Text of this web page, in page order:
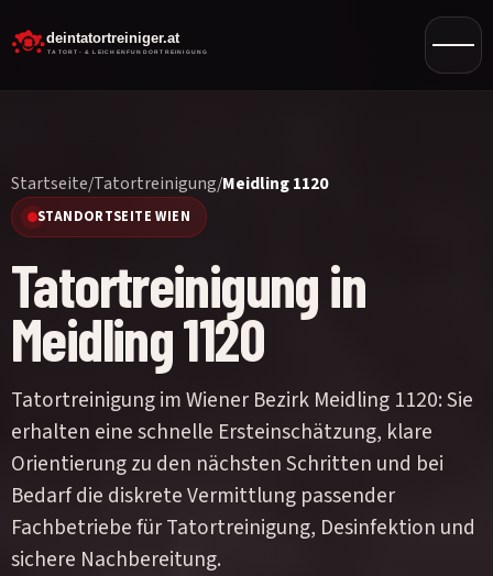
Startseite/Tatortreinigung/Meidling 1120
STANDORTSEITE WIEN
Tatortreinigung in
Meidling 1120
Tatortreinigung im Wiener Bezirk Meidling 1120: Sie
erhalten eine schnelle Ersteinschätzung, klare
Orientierung zu den nächsten Schritten und bei
Bedarf die diskrete Vermittlung passender
Fachbetriebe für Tatortreinigung, Desinfektion und
sichere Nachbereitung.